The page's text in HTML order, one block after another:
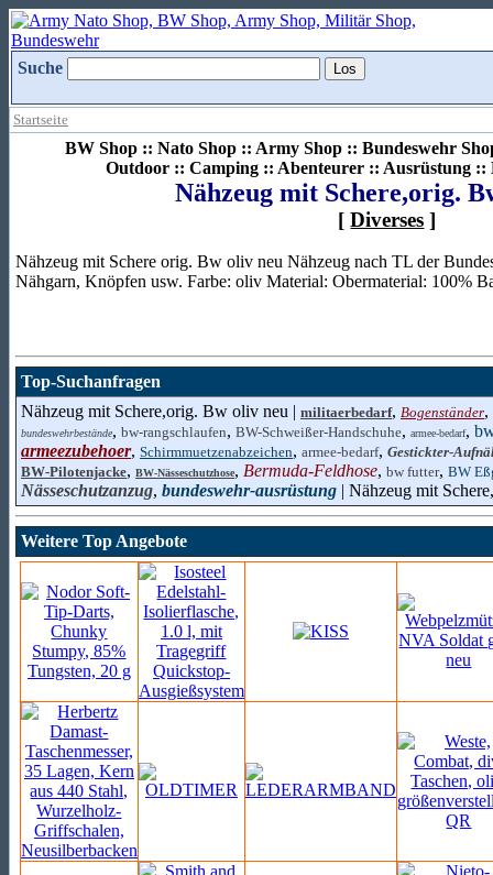
Suche
Startseite
BW Shop :: Nato Shop :: Army Shop :: Bundeswehr
Outdoor :: Camping :: Abenteurer :: Ausrüstung ::
Nähzeug mit Schere,orig.
[Diverses ]
Nähzeug mit Schere orig. Bw oliv neu Nähzeug nach TL der
Nähgarn, Knöpfen usw. Farbe: oliv Material: Obermaterial: 100%
Top-Suchanfragen
Nähzeug mit Schere,orig. Bw oliv neu | militaerbedarf, Bogenständer,
bundeswehrbestände, bw-rangschlaufen, BW-Schweißer-Handschuhe, armee-bedarf,
armeezubehoer, Schirmmuetzenabzeichen, armee-bedarf, Gestickter-
BW-Pilotenjacke, BW-Nässeschutzhose, Bermuda-Feldhose, bw futter, BW
Nässeschutzanzug, bundeswehr-ausrüstung | Nähzeug mit
Weitere Top Angebote